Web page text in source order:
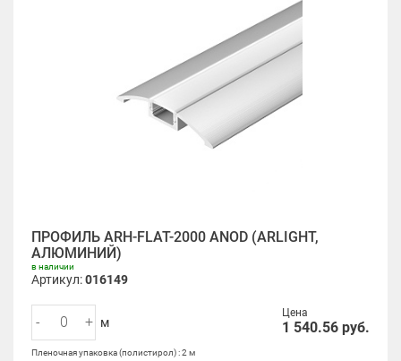
ПРОФИЛЬ ARH-FLAT-2000 ANOD (ARLIGHT,
АЛЮМИНИЙ)
в наличии
Артикул:016149
Цена
1 540.56 руб.
- + м
Пленочная упаковка (полистирол) : 2 м